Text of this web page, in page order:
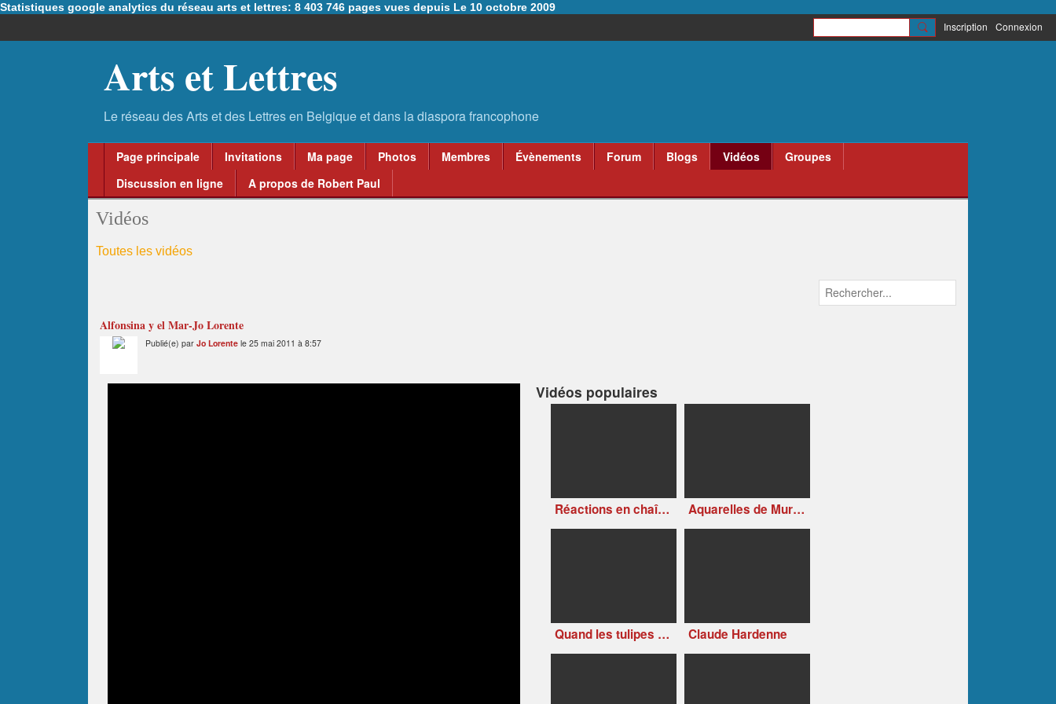
Statistiques google analytics du réseau arts et lettres: 8 403 746 pages vues depuis Le 10 octobre 2009
Inscription Connexion
Arts et Lettres
Page principale Invitations Ma page Photos Membres Évènements Forum Blogs Vidéos
Groupes
Discussion en ligne
A propos de Robert Paul
Vidéos
Toutes les vidéos
Alfonsina y el Mar-Jo Lorente
Publié(e) par Jo Lorente le 25 mai 2011 à 8:57
Vidéos populaires
Réactions en chaînes des petits artistes déchaînés (version 2) Aquarelles de Muriel BUTHIER-CHARTRAIN
Quand les tulipes refleuriront (Tulips Shall Grow, 1942) Claude Hardenne